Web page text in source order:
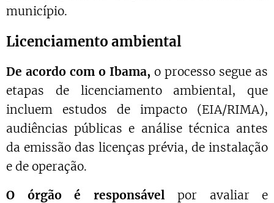
município.
Licenciamento ambiental
De acordo com o Ibama, o processo segue as
etapas de licenciamento ambiental, que
incluem estudos de impacto (EIA/RIMA),
audiências públicas e análise técnica antes
da emissão das licenças prévia, de instalação
e de operação.
O órgão é responsável por avaliar e